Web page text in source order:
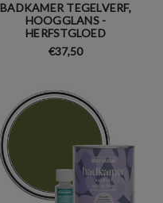
BADKAMER TEGELVERF,
HOOGGLANS -
HERFSTGLOED
€37,50